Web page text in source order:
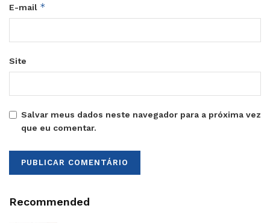
E-mail *
Site
Salvar meus dados neste navegador para a próxima vez
que eu comentar.
Recommended